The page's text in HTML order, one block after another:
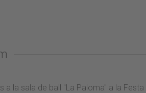
a la sala de ball "La Paloma" a la